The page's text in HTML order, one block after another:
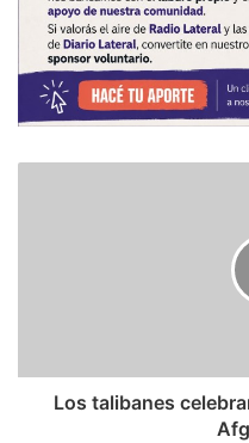
Los talibanes